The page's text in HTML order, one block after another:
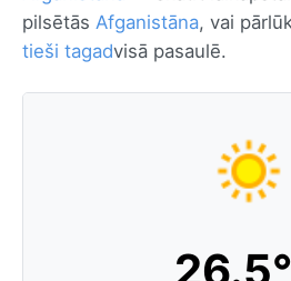
pilsētās Afganistāna, vai
tieši tagadvisā pasaulē.